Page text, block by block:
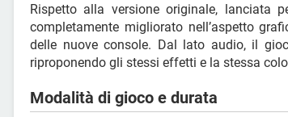
Rispetto alla versione originale, lanciata
completamente migliorato nell’aspetto
delle nuove console. Dal lato audio, il
riproponendo gli stessi effetti e la stessa
Modalità di gioco e durata